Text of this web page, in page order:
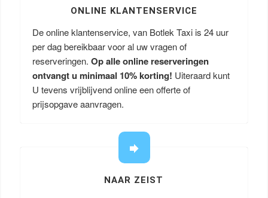
ONLINE KLANTENSERVICE
De online klantenservice, van Botlek Taxi is 24 uur
per dag bereikbaar voor al uw vragen of
reserveringen. Op alle online reserveringen
ontvangt u minimaal 10% korting! Uiteraard kunt
U tevens vrijblijvend online een offerte of
prijsopgave aanvragen.
NAAR ZEIST